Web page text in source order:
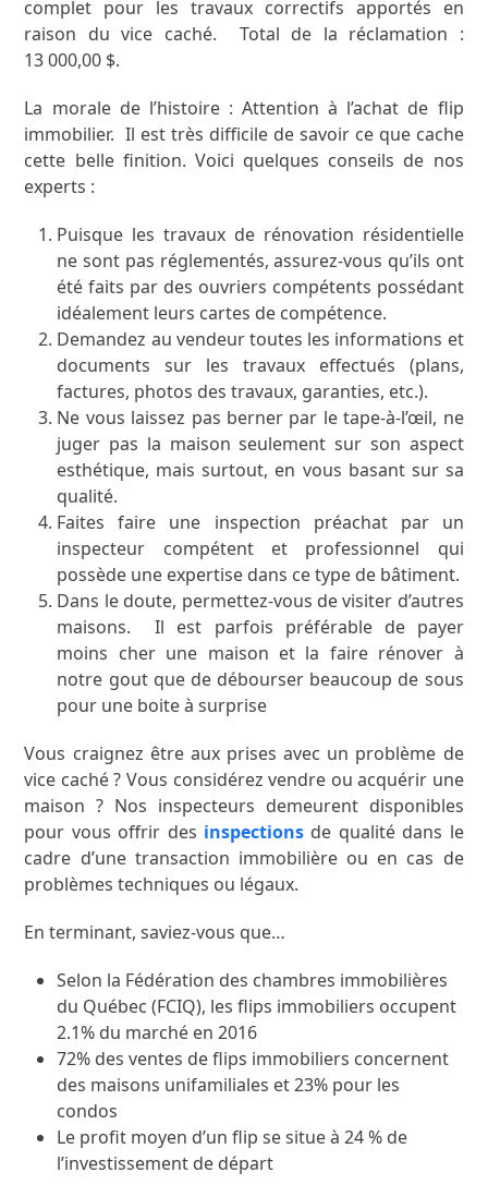
complet pour les travaux correctifs apportés en
raison du vice caché. Total de la réclamation :
13 000,00 $.
La morale de l’histoire : Attention à l’achat de flip
immobilier. Il est très difficile de savoir ce que cache
cette belle finition. Voici quelques conseils de nos
experts :
Puisque les travaux de rénovation résidentielle
ne sont pas réglementés, assurez-vous qu’ils ont
été faits par des ouvriers compétents possédant
idéalement leurs cartes de compétence.
Demandez au vendeur toutes les informations et
documents sur les travaux effectués (plans,
factures, photos des travaux, garanties, etc.).
Ne vous laissez pas berner par le tape-à-l’œil, ne
juger pas la maison seulement sur son aspect
esthétique, mais surtout, en vous basant sur sa
qualité.
Faites faire une inspection préachat par un
inspecteur compétent et professionnel qui
possède une expertise dans ce type de bâtiment.
Dans le doute, permettez-vous de visiter d’autres
maisons. Il est parfois préférable de payer
moins cher une maison et la faire rénover à
notre gout que de débourser beaucoup de sous
pour une boite à surprise
Vous craignez être aux prises avec un problème de
vice caché ? Vous considérez vendre ou acquérir une
maison ? Nos inspecteurs demeurent disponibles
pour vous offrir des inspections de qualité dans le
cadre d’une transaction immobilière ou en cas de
problèmes techniques ou légaux.
En terminant, saviez-vous que…
Selon la Fédération des chambres immobilières
du Québec (FCIQ), les flips immobiliers occupent
2.1% du marché en 2016
72% des ventes de flips immobiliers concernent
des maisons unifamiliales et 23% pour les
condos
Le profit moyen d’un flip se situe à 24 % de
l’investissement de départ